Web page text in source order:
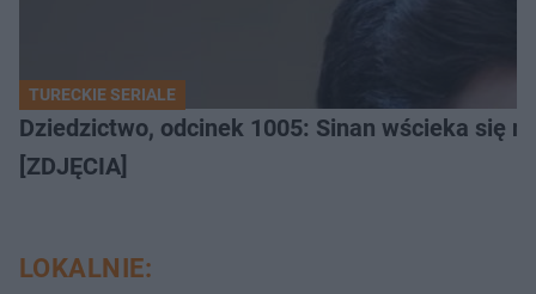
TURECKIE SERIALE
Dziedzictwo, odcinek 1005: Sinan wścieka się
[ZDJĘCIA]
LOKALNIE: